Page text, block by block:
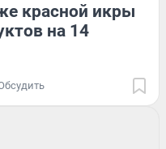
красной икры
на 14